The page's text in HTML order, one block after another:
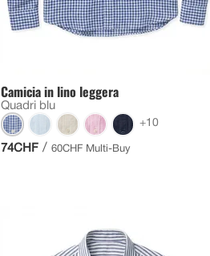
Camicia in lino leggera
Quadri blu
+10
74CHF / 60CHF Multi-Buy